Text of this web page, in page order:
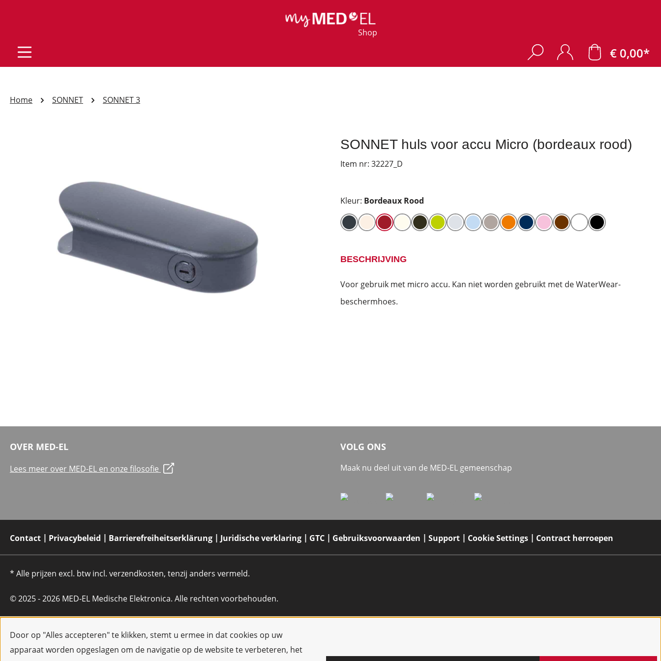
Door op "Alles accepteren" te klikken, stemt u ermee in dat cookies op uw
apparaat worden opgeslagen om de navigatie op de website te verbeteren, het
Shop
€ 0,00*
Home SONNET SONNET 3
SONNET huls voor accu Micro (bordeaux rood)
Item nr: 32227_D
Kleur: Bordeaux Rood
BESCHRIJVING
Voor gebruik met micro accu. Kan niet worden gebruikt met de WaterWear-
beschermhoes.
OVER MED-EL
Lees meer over MED-EL en onze filosofie
VOLG ONS
Maak nu deel uit van de MED-EL gemeenschap
Contact Privacybeleid Barrierefreiheitserklärung Juridische verklaring GTC Gebruiksvoorwaarden Support Cookie Settings Contract herroepen
* Alle prijzen excl. btw incl. verzendkosten, tenzij anders vermeld.
© 2025 - 2026 MED-EL Medische Elektronica. Alle rechten voorbehouden.